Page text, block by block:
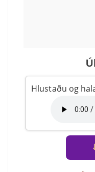
Hlustaðu og